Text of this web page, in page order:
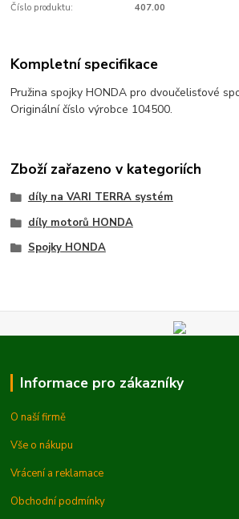
Číslo produktu: 407.00
Kompletní specifikace
Pružina spojky HONDA pro dvoučelisťové
Originální číslo výrobce 104500.
Zboží zařazeno v kategoriích
díly na VARI TERRA systém
díly motorů HONDA
Spojky HONDA
Informace pro zákazníky
O naší firmě
Vše o nákupu
Vrácení a reklamace
Obchodní podmínky